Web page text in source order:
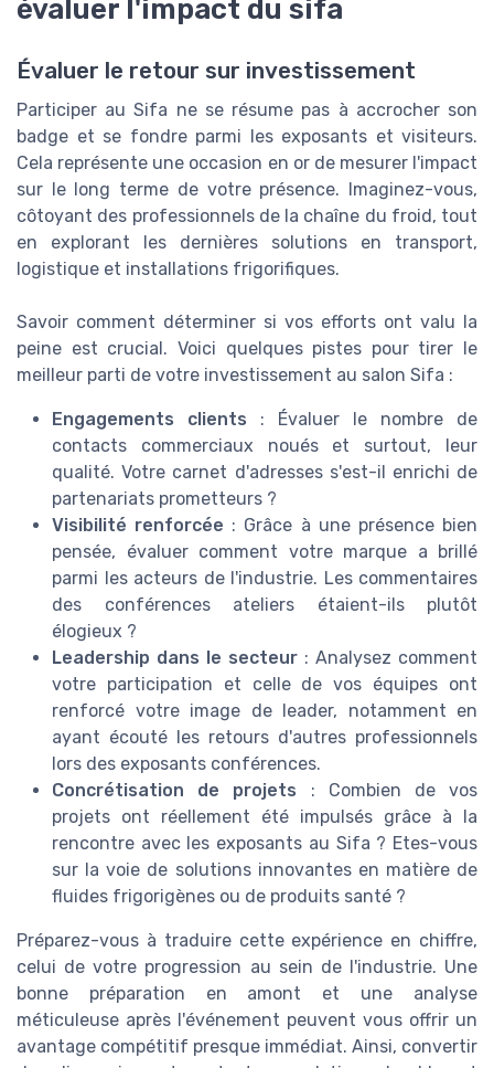
évaluer l'impact du sifa
Évaluer le retour sur investissement
Participer au Sifa ne se résume pas à accrocher son
badge et se fondre parmi les exposants et visiteurs.
Cela représente une occasion en or de mesurer l'impact
sur le long terme de votre présence. Imaginez-vous,
côtoyant des professionnels de la chaîne du froid, tout
en explorant les dernières solutions en transport,
logistique et installations frigorifiques.
Savoir comment déterminer si vos efforts ont valu la
peine est crucial. Voici quelques pistes pour tirer le
meilleur parti de votre investissement au salon Sifa :
Engagements clients : Évaluer le nombre de
contacts commerciaux noués et surtout, leur
qualité. Votre carnet d'adresses s'est-il enrichi de
partenariats prometteurs ?
Visibilité renforcée : Grâce à une présence bien
pensée, évaluer comment votre marque a brillé
parmi les acteurs de l'industrie. Les commentaires
des conférences ateliers étaient-ils plutôt
élogieux ?
Leadership dans le secteur : Analysez comment
votre participation et celle de vos équipes ont
renforcé votre image de leader, notamment en
ayant écouté les retours d'autres professionnels
lors des exposants conférences.
Concrétisation de projets : Combien de vos
projets ont réellement été impulsés grâce à la
rencontre avec les exposants au Sifa ? Etes-vous
sur la voie de solutions innovantes en matière de
fluides frigorigènes ou de produits santé ?
Préparez-vous à traduire cette expérience en chiffre,
celui de votre progression au sein de l'industrie. Une
bonne préparation en amont et une analyse
méticuleuse après l'événement peuvent vous offrir un
avantage compétitif presque immédiat. Ainsi, convertir